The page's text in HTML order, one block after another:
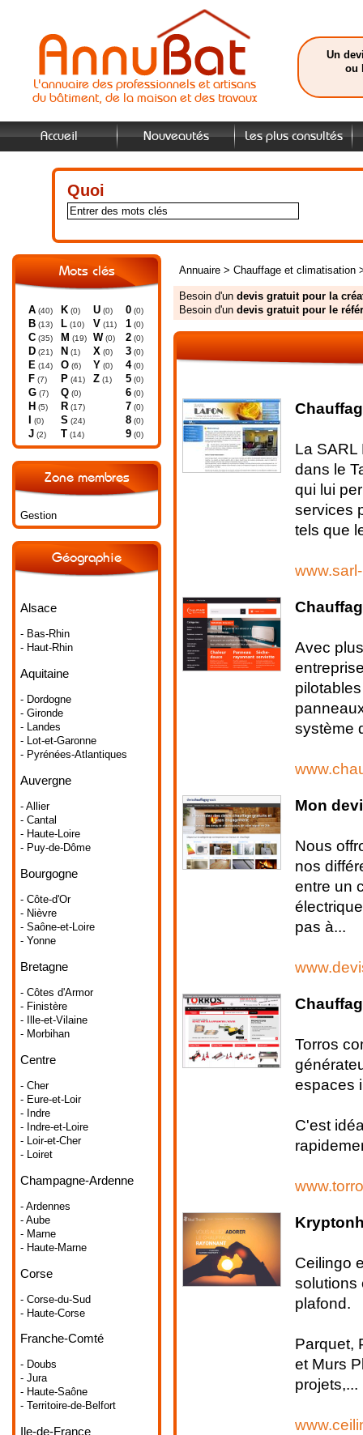
L'annuaire des professionnels et artisans
du bâtiment, de la maison et des travaux
Un
ou
Accueil Nouveautés Les plus consultés
Quoi
Mots clés
A (40)
B (13)
C (35)
D (21)
E (14)
F (7)
G (7)
H (5)
(0)
J (2)
K (0)
L (10)
M (19)
N (1)
O (6)
P (41)
Q (0)
R (17)
S (24)
T (14)
U (0)
V (11)
W (0)
X (0)
Y (0)
Z (1)
0 (0)
1 (0)
2 (0)
3 (0)
4(0)
5 (0)
6 (0)
7 (0)
8 (0)
9 (0)
Zone membres
Gestion
Géographie
Alsace
- Bas-Rhin
- Haut-Rhin
Aquitaine
- Dordogne
- Gironde
- Landes
- Lot-et-Garonne
- Pyrénées-Atlantiques
Auvergne
- Allier
- Cantal
- Haute-Loire
- Puy-de-Dôme
Bourgogne
- Côte-d'Or
- Nièvre
- Saône-et-Loire
- Yonne
Bretagne
- Côtes d'Armor
- Finistère
- Ille-et-Vilaine
- Morbihan
Centre
- Cher
- Eure-et-Loir
- Indre
- Indre-et-Loire
- Loir-et-Cher
- Loiret
Champagne-Ardenne
- Ardennes
- Aube
- Marne
- Haute-Marne
Corse
- Corse-du-Sud
- Haute-Corse
Franche-Comté
- Doubs
- Jura
- Haute-Saône
- Territoire-de-Belfort
Ile-de-France
Annuaire > Chauffage et climatisation
Besoin d'un devis gratuit pour la
Besoin d'un devis gratuit pour le
La SARL
dans le
qui lui
services
tels que
Avec
système
Mon
Nous
nos
entre un
pas à...
Torros
espaces
C'est
Ceilingo
solutions
plafond.
Parquet,
et Murs
projets,...